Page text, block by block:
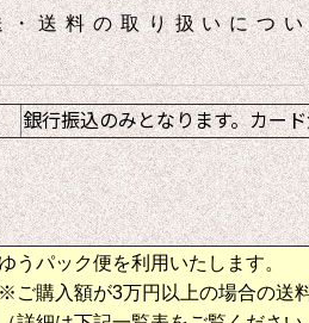
送料の取り扱いについ
銀行振込のみとなります。カー
ゆうパック便を利用いたします。
※ご購入額が3万円以上の場合の送